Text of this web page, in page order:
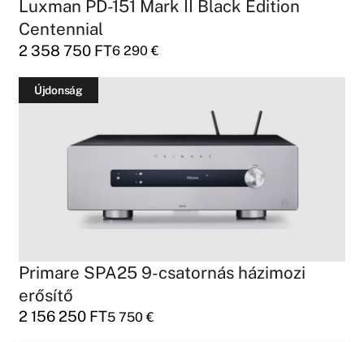
Luxman PD-151 Mark II Black Edition
Centennial
2 358 750 FT6 290€
Újdonság
Primare SPA25 9-csatornás házimozi
erősítő
2 156 250 FT5 750€